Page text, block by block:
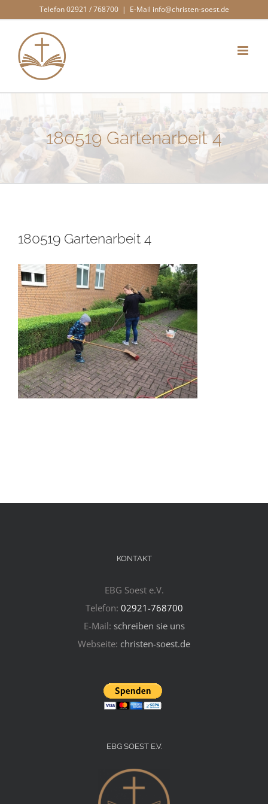
springen
Telefon 02921 / 768700 | E-Mail info@christen-soest.de
180519 Gartenarbeit 4
180519 Gartenarbeit 4
KONTAKT
EBG Soest e.V.
Telefon: 02921-768700
E-Mail: schreiben sie uns
Webseite: christen-soest.de
EBG SOEST E.V.